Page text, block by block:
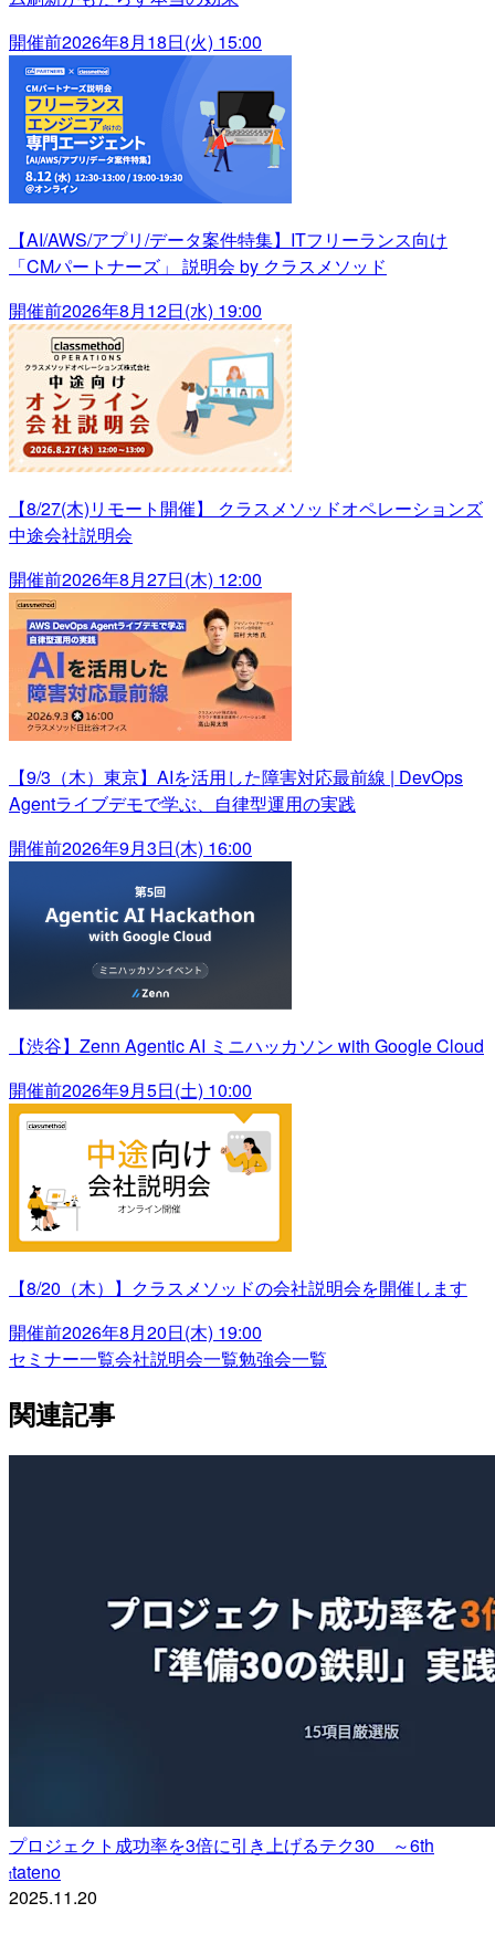
開催前2026年8月18日(火) 15:00
【AI/AWS/アプリ/データ案件特集】ITフリーランス向け
「CMパートナーズ」 説明会 by クラスメソッド
開催前2026年8月12日(水) 19:00
【8/27(木)リモート開催】 クラスメソッドオペレーションズ
中途会社説明会
開催前2026年8月27日(木) 12:00
【9/3（木）東京】AIを活用した障害対応最前線 | DevOps
Agentライブデモで学ぶ、自律型運用の実践
開催前2026年9月3日(木) 16:00
【渋谷】Zenn Agentic AI ミニハッカソン with Google Cloud
開催前2026年9月5日(土) 10:00
【8/20（木）】クラスメソッドの会社説明会を開催します
開催前2026年8月20日(木) 19:00
セミナー一覧会社説明会一覧勉強会一覧
関連記事
プロジェクト成功率を3倍に引き上げるテク30 ～6th
ttateno
2025.11.20